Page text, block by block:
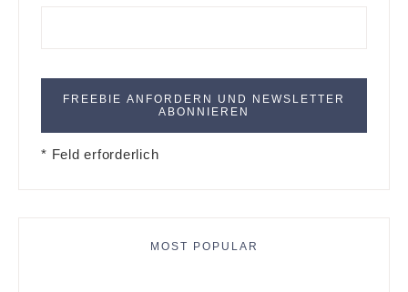
* Feld erforderlich
MOST POPULAR